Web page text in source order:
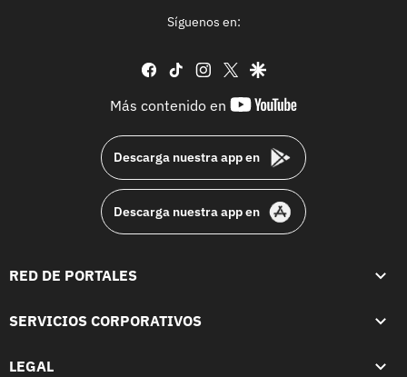
Síguenos en:
facebook
tiktok instagram
twittergoogle
Más contenido en
youtube-
Descarga nuestra app en
Descarga nuestra app en
RED DE PORTALES
SERVICIOS CORPORATIVOS
LEGAL